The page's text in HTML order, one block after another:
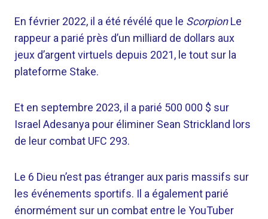
En février 2022, il a été révélé que le ScorpionLe
rappeur a parié près d’un milliard de dollars aux
jeux d’argent virtuels depuis 2021, le tout sur la
plateforme Stake.
Et en septembre 2023, il a parié 500 000 $ sur
Israel Adesanya pour éliminer Sean Strickland lors
de leur combat UFC 293.
Le 6 Dieu n’est pas étranger aux paris massifs sur
les événements sportifs. Il a également parié
énormément sur un combat entre le YouTuber